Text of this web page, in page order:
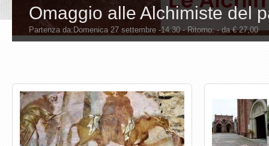
Omaggio alle Alchimiste del
Partenza da:Domenica 27 settembre -14.30 - Ritorno: - da € 27,00